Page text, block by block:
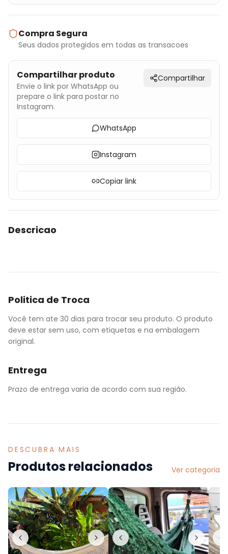
Compra Segura
Seus dados protegidos em todas as transacoes
Compartilhar produto
Envie o link por WhatsApp ou
prepare o link para postar no
Instagram.
Compartilhar
WhatsApp
Instagram
Copiar link
Descricao
Politica de Troca
Você tem ate 30 dias para trocar seu produto. O produto
deve estar sem uso, com etiquetas e na embalagem
original.
Entrega
Prazo de entrega varia de acordo com sua região.
DESCUBRA MAIS
Produtos relacionados Ver categoria